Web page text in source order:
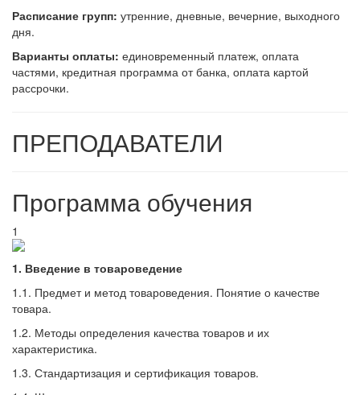
Расписание групп: утренние, дневные, вечерние, выходного
дня.
Варианты оплаты: единовременный платеж, оплата
частями, кредитная программа от банка, оплата картой
рассрочки.
ПРЕПОДАВАТЕЛИ
Программа обучения
1
1. Введение в товароведение
1.1. Предмет и метод товароведения. Понятие о качестве
товара.
1.2. Методы определения качества товаров и их
характеристика.
1.3. Стандартизация и сертификация товаров.